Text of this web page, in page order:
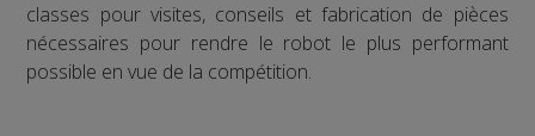
classes pour visites, conseils et fabrication de pièces
nécessaires pour rendre le robot le plus performant
possible en vue de la compétition.